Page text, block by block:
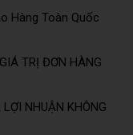
Hàng Toàn Quốc
TRỊ ĐƠN HÀNG
NHUẬN KHÔNG